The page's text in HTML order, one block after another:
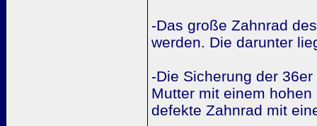
-Das große Zahnrad
werden. Die darunter
-Die Sicherung der
Mutter mit einem
defekte Zahnrad mit